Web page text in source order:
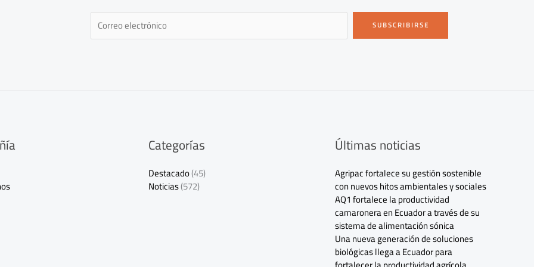
E
a
SUBSCRIBIRSE
Categorías
Destacado(45)
Noticias(572)
Últimas noticias
Agripac fortalece su gestión sostenible
con nuevos hitos ambientales y sociales
AQ1 fortalece la productividad
camaronera en Ecuador a través de su
sistema de alimentación sónica
Una nueva generación de soluciones
biológicas llega a Ecuador para